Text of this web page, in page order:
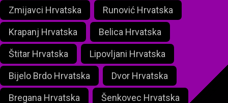
Zmijavci Hrvatska Runović Hrvatska
Krapanj Hrvatska Belica Hrvatska
Štitar Hrvatska Lipovljani Hrvatska
Bijelo Brdo Hrvatska Dvor Hrvatska
Bregana Hrvatska Šenkovec Hrvatska